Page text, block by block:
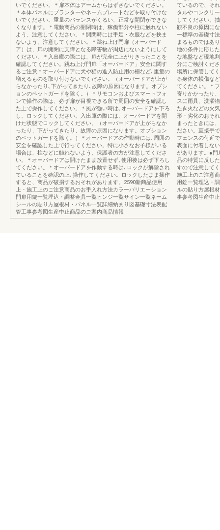
いでください。＊扉本体はアームからはずさないでください。
＊本体パネルにプランターやネームプレートなどを取り付けな
いでください。重量のバランスがくるい、正常な開閉ができな
くなります。＊電動商品の開閉時は、稼働部分や柱に触れない
よう、注意してください。＊開閉時には手足・衣服などを挟ま
ないよう、注意してください。＊跳ね上げ門扉（オーバード
ア）は、扉の開閉に支障となる障害物が周辺にないようにして
ください。＊入出庫の際には、扉が完全に上がりきったことを
確認してください。跳ね上げ門扉「オーバードア」安全に関す
るご注意＊オーバードアに犬や猫の進入防止用の柵など､重量の
増えるものを取り付けないでください。（オーバードアが上が
らなかったり､下がってきたり､故障の原因になります。オプシ
ョンのペットガードを除く。）＊リモコンおよびスマートフォ
ンで操作の際は、必ず扉が目視できる所で周囲の安全を確認し
た上で操作してください。＊風が強い時は､オーバードアを下ろ
し、ロックしてください。入出庫の際には、オーバードアを開
けた状態でロックしてください。（オーバードアが上がらなか
ったり、下がってきたり、故障の原因になります。オプション
のペットガードを除く。）＊オーバードアの作動時には､周囲の
安全を確認した上で行ってください。特に小さなお子様がいる
場合は、柱などに触れないよう、保護者の方が注意してくださ
い。＊オーバードアは開けたまま放置せず､使用後は必ず下ろし
てください。＊オーバードアを作動する時は､ロックが解除され
ていることを確認の上､操作してください。ロックしたまま操作
すると、商品が破損するおそれがあります。2590新商品使用
上・施工上のご注意商品のお手入れ方法カラーバリエーション
門扉用錠一覧埋込・調整金具一覧ヒンジ一覧サイン一覧ネーム
シールの貼り方屋根材・パネル一覧詳細納まり図基礎寸法表配
管工事参考図生産中止商品のご案内商品情報
ているので、そ
タルやコンクリ
してください。
観不良の原因に
ー標準の基礎寸
まるものではあ
地の条件に応じ
な地盤など現地
分にご検討くだ
場所に保管して
る身体の損傷な
てください。＊
寄りかかったり
スに雨具、洗濯
たき火などの火
形・劣化のおそ
まったときには
ださい。直接手
フェンスの付近
表面に付着しな
があります。●門
品の特質に反し
すので注意して
施工上のご注意
用錠一覧埋込・
ルの貼り方屋根
事参考図生産中